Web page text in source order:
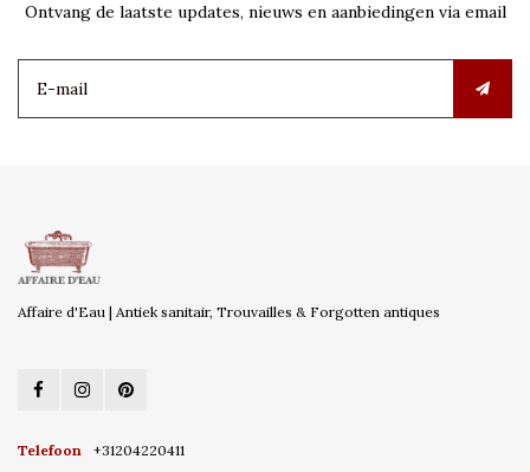
Ontvang de laatste updates, nieuws en aanbiedingen via email
Affaire d'Eau | Antiek sanitair, Trouvailles & Forgotten antiques
Telefoon
+31204220411